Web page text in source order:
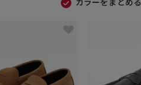
カラーをまとめる